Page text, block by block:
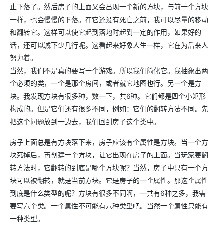
止下落了。然后房子的上面又会出现一个新的方块，与前一个方块
一样，也会慢慢的下落。在它还没有死亡之前，我可以尽量的移动
和翻转它。这样可以使它起到落地时起到一定的作用，如果好的
话，还可以减下少几行呢。这看起来好象人生一样，它在为后来人
努力着。
当然，我们不是真的要写一个游戏。所以我们简化它。我抽象出两
个必须的类，一个是那个房间，或者就它地图也行。另一个是方
块。我发现方块有很多种，数一下，共6种。它们都是四个小矩形
构成的。但是它们还有很多不同，例如：它们的翻转方法不同。先
把这个问题放到一边去，我们回到房子这个类中。
房子上面总是有方块落下来，房子应该有个属性是方块。当一个方
块死掉后，再创建一个方块，让它出现在房子的上面。当玩家要翻
转方法时，它翻转的到底是哪个方块呢？当然，房子中只有一个方
块可以被翻转，就是当前方块。它是房子的一个属性。那这个属性
到底是什么类型的呢？方块有很多不同啊，一共有6种之多，我需
要写六个类。一个属性不可能有六种类型吧。当然一个属性只能有
一种类型。